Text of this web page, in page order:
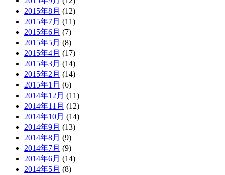
2015年8月 (12)
2015年7月 (11)
2015年6月 (7)
2015年5月 (8)
2015年4月 (17)
2015年3月 (14)
2015年2月 (14)
2015年1月 (6)
2014年12月 (11)
2014年11月 (12)
2014年10月 (14)
2014年9月 (13)
2014年8月 (9)
2014年7月 (9)
2014年6月 (14)
2014年5月 (8)